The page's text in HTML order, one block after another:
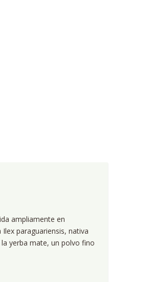
ampliamente en
paraguariensis, nativa
yerba mate, un polvo fino